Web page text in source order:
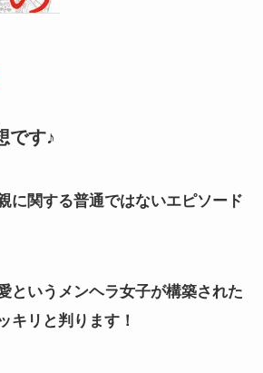
です♪
に関する普通ではないエピソード
というメンヘラ女子が構築された
キリと判ります！